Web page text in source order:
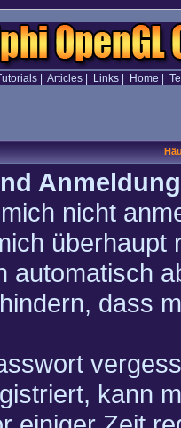
| Articles| Links| Home
Anmeldung
nicht
überhaupt
automatisch
dass
kann